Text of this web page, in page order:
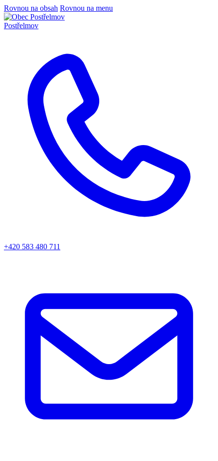
Rovnou na obsah Rovnou na menu
Postřelmov
+420 583 480 711